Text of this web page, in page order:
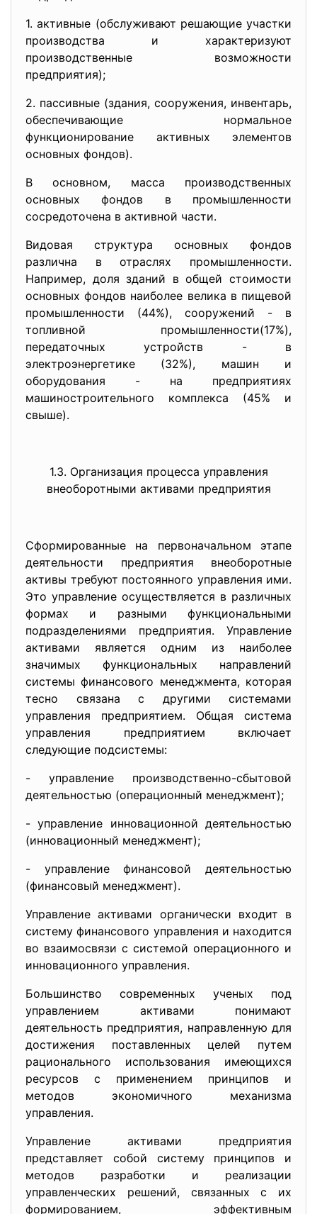
1. активные (обслуживают решающие участки
производства и характеризуют
производственные возможности
предприятия);
2. пассивные (здания, сооружения, инвентарь,
обеспечивающие нормальное
функционирование активных элементов
основных фондов).
В основном, масса производственных
основных фондов в промышленности
сосредоточена в активной части.
Видовая структура основных фондов
различна в отраслях промышленности.
Например, доля зданий в общей стоимости
основных фондов наиболее велика в пищевой
промышленности (44%), сооружений - в
топливной промышленности(17%),
передаточных устройств - в
электроэнергетике (32%), машин и
оборудования - на предприятиях
машиностроительного комплекса (45% и
свыше).
1.3. Организация процесса управления
внеоборотными активами предприятия
Сформированные на первоначальном этапе
деятельности предприятия внеоборотные
активы требуют постоянного управления ими.
Это управление осуществляется в различных
формах и разными функциональными
подразделениями предприятия. Управление
активами является одним из наиболее
значимых функциональных направлений
системы финансового менеджмента, которая
тесно связана с другими системами
управления предприятием. Общая система
управления предприятием включает
следующие подсистемы:
- управление производственно-сбытовой
деятельностью (операционный менеджмент);
- управление инновационной деятельностью
(инновационный менеджмент);
- управление финансовой деятельностью
(финансовый менеджмент).
Управление активами органически входит в
систему финансового управления и находится
во взаимосвязи с системой операционного и
инновационного управления.
Большинство современных ученых под
управлением активами понимают
деятельность предприятия, направленную для
достижения поставленных целей путем
рационального использования имеющихся
ресурсов с применением принципов и
методов экономичного механизма
управления.
Управление активами предприятия
представляет собой систему принципов и
методов разработки и реализации
управленческих решений, связанных с их
формированием, эффективным